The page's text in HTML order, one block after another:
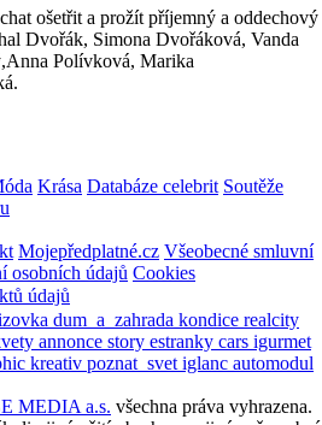
ošetřit a prožít příjemný a oddechový
Dvořák, Simona Dvořáková, Vanda
Polívková, Marika
Krása Databáze celebrit Soutěže
Mojepředplatné.cz Všeobecné smluvní
osobních údajů Cookies
údajů
dum_a_zahrada kondice realcity
annonce story estranky cars igurmet
kreativ poznat_svet iglanc automodul
MEDIA a.s. všechna práva vyhrazena.